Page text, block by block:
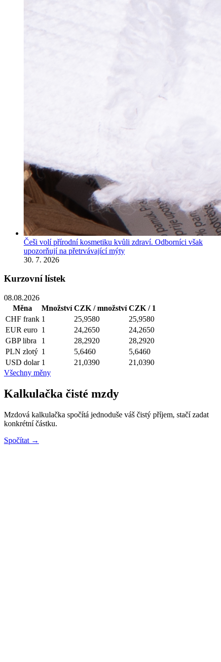
Češi volí přírodní kosmetiku kvůli zdraví. Odborníci však
upozorňují na přetrvávající mýty
30. 7. 2026
Kurzovní lístek
08.08.2026
Měna
Množství CZK / množství CZK / 1
CHF frank 1 25,9580
25,9580
EUR euro 1 24,2650
24,2650
GBP libra 1 28,2920
28,2920
PLN zlotý 1 5,6460
5,6460
USD dolar 1 21,0390
21,0390
Všechny měny
Kalkulačka čisté mzdy
Mzdová kalkulačka spočítá jednoduše váš čistý příjem, stačí zadat
konkrétní částku.
Spočítat →